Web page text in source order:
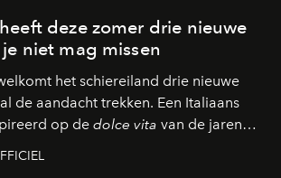
deze zomer drie nieuwe
niet mag missen
het schiereiland drie nieuwe
de aandacht trekken. Een Italiaans
op de dolce vita van de jaren
hotspot die na zonsondergang
bruisende ontmoetingsplek en de